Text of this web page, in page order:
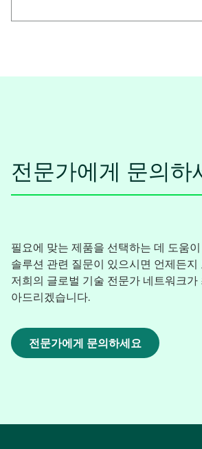
전문가에게 문의하
필요에 맞는 제품을 선택하는 데 도움
솔루션 관련 질문이 있으시면 언제든지
저희의 글로벌 기술 전문가 네트워크
아드리겠습니다.
전문가에게 문의하세요
새